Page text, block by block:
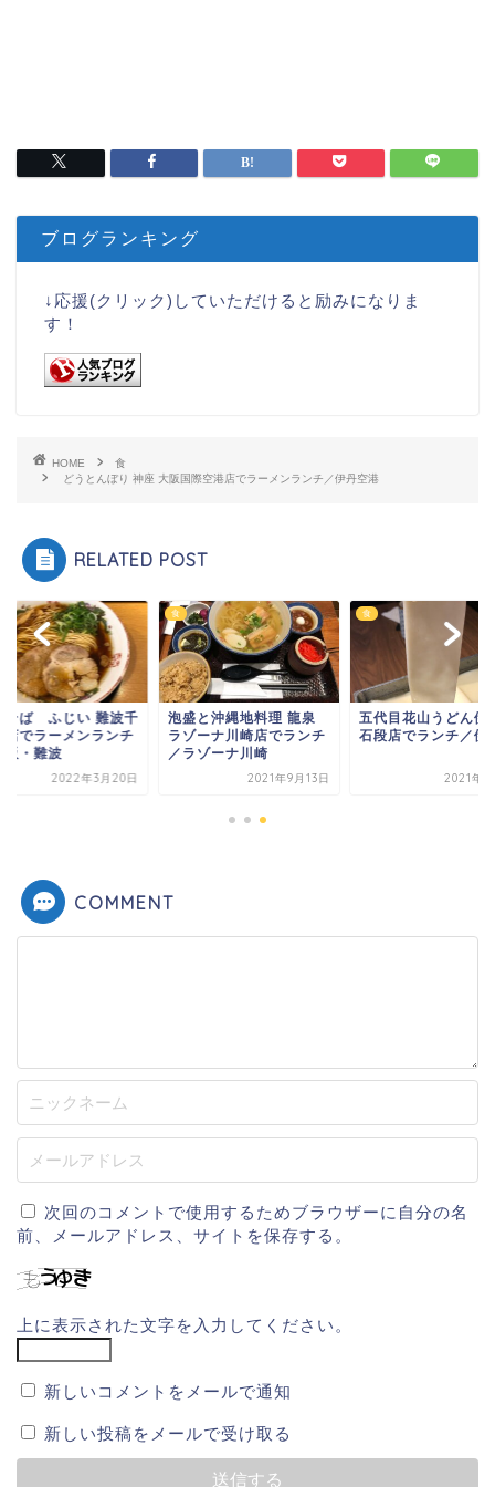
ブログランキング
↓応援(クリック)していただけると励みになりま
す！
HOME
食
どうとんぼり 神座 大阪国際空港店でラーメンランチ／伊丹空港
RELATED POST
そば ふじい 難波千
店でラーメンランチ
阪・難波
2022年3月20日
食
泡盛と沖縄地料理 龍泉
ラゾーナ川崎店でランチ
／ラゾーナ川崎
2021年9月13日
食
五代目花山うどん伊
石段店でランチ／伊
2021年7
COMMENT
次回のコメントで使用するためブラウザーに自分の名
前、メールアドレス、サイトを保存する。
上に表示された文字を入力してください。
新しいコメントをメールで通知
新しい投稿をメールで受け取る